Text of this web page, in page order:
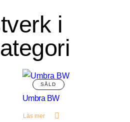
i
Umbra BW
Läs mer